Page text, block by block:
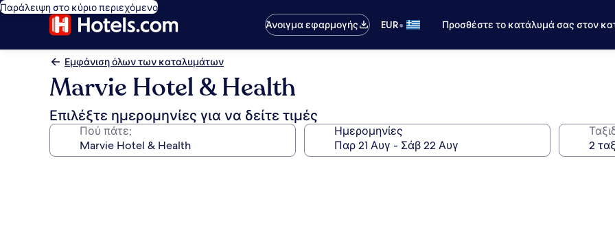
Παράλειψη στο κύριο περιεχόμενο
Άνοιγμα εφαρμογής
EUR• Προσθέστε το κατάλυμά σας στον
Εμφάνιση όλων των καταλυμάτων
Marvie Hotel & Health
Επιλέξτε ημερομηνίες για να δείτε τιμές
Πού πάτε; Ημερομηνίες